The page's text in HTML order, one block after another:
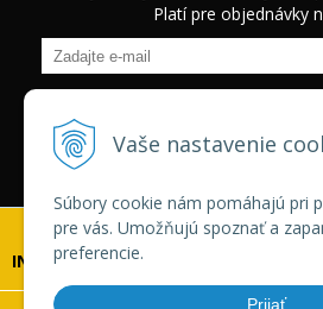
Vaše nastavenie
Súbory cookie nám pomáhajú pri
pre vás. Umožňujú spoznať a
preferencie.
Prijať
Platí pre objednávky
zľavách na vybrané produkty.
Neplatí
zákazníkov.
INFOLINKA